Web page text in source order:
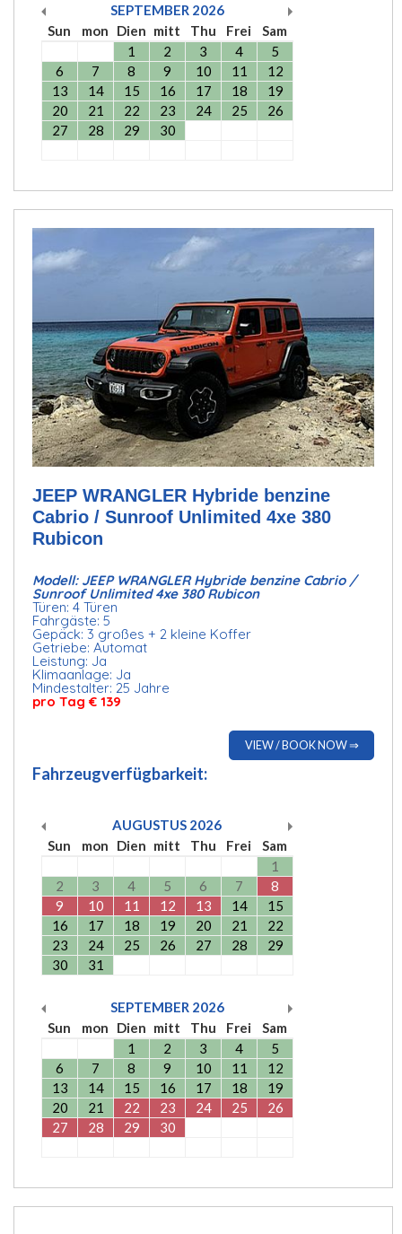
SEPTEMBER 2026
Sun
mon Dien mitt Thu Frei
Sam
1
2 3 4
5
6
7 8 9 10 11
12
13
14 15 16 17 18
19
20
21 22 23 24 25
26
27
28 29 30
JEEP WRANGLER Hybride benzine
Cabrio / Sunroof Unlimited 4xe 380
Rubicon
Modell: JEEP WRANGLER Hybride benzine Cabrio /
Sunroof Unlimited 4xe 380 Rubicon
Türen: 4 Türen
Fahrgäste: 5
Gepäck: 3 großes + 2 kleine Koffer
Getriebe: Automat
Leistung: Ja
Klimaanlage: Ja
Mindestalter: 25 Jahre
pro Tag € 139
VIEW / BOOK NOW ⇒
Fahrzeugverfügbarkeit:
AUGUSTUS 2026
Sun
mon Dien mitt Thu Frei
Sam
1
2
3 4 5 6 7
8
9
10 11 12 13 14
15
16
17 18 19 20 21
22
23
24 25 26 27 28
29
30
31
SEPTEMBER 2026
Sun
mon Dien mitt Thu Frei
Sam
1
2 3 4
5
6
7 8 9 10 11
12
13
14 15 16 17 18
19
20
21 22 23 24 25
26
27
28 29 30